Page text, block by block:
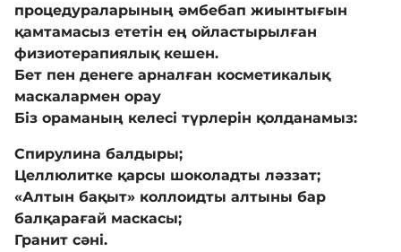
Комплаенс
Адалдық алаңы
Нашар көретіндерге
арналған нұсқа
процедураларының әмбебап жиынтығын
қамтамасыз ететін ең ойластырылған
физиотерапиялық кешен.
Бет пен денеге арналған косметикалық
маскалармен орау
Біз ораманың келесі түрлерін қолданамыз:
Спирулина балдыры;
Целлюлитке қарсы шоколадты ләззат;
«Алтын бақыт» коллоидты алтыны бар
балқарағай маскасы;
Гранит сәні.